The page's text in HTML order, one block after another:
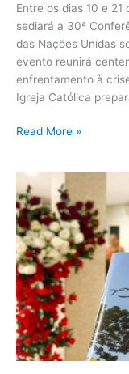
Entre os dias 10 e
sediará a 30ª
das Nações Unidas
evento reunirá
enfrentamento à
Igreja Católica
Read More »
Campanha
da
Fraternidade
2025